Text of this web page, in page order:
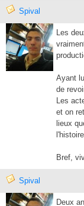
Spival
Les
Ayant
de
Les
et on
lieux
Bref,
Spival
Deux